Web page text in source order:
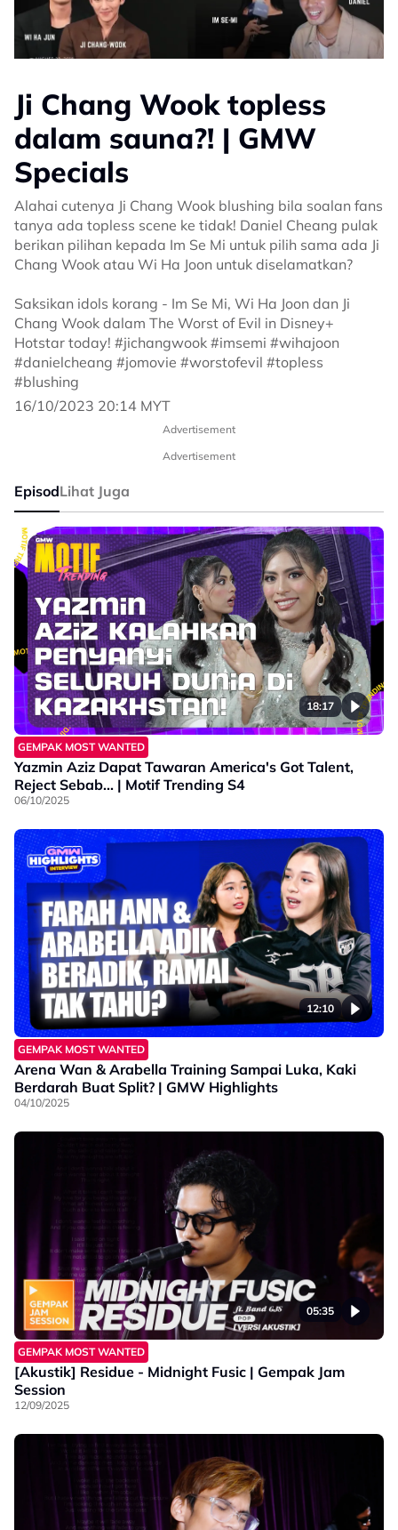
Ji Chang Wook topless
dalam sauna?! | GMW
Specials
Alahai cutenya Ji Chang Wook blushing bila soalan fans
tanya ada topless scene ke tidak! Daniel Cheang pulak
berikan pilihan kepada Im Se Mi untuk pilih sama ada Ji
Chang Wook atau Wi Ha Joon untuk diselamatkan?
Saksikan idols korang - Im Se Mi, Wi Ha Joon dan Ji
Chang Wook dalam The Worst of Evil in Disney+
Hotstar today! #jichangwook #imsemi #wihajoon
#danielcheang #jomovie #worstofevil #topless
#blushing
16/10/2023 20:14 MYT
Advertisement
Advertisement
EpisodLihat Juga
18:17
GEMPAK MOST WANTED
Yazmin Aziz Dapat Tawaran America's Got Talent,
Reject Sebab... | Motif Trending S4
06/10/2025
12:10
GEMPAK MOST WANTED
Arena Wan & Arabella Training Sampai Luka, Kaki
Berdarah Buat Split? | GMW Highlights
04/10/2025
05:35
GEMPAK MOST WANTED
[Akustik] Residue - Midnight Fusic | Gempak Jam
Session
12/09/2025